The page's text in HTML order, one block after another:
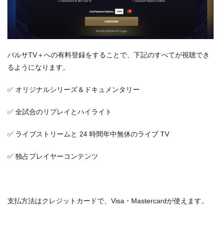
バルサTV＋への有料登録をすることで、下記のすべてが視聴でき
るようになります。
✅ オリジナルシリーズ＆ドキュメンタリー
✅ 全試合のリプレイとハイライト
✅ ライブストリームと 24 時間年中無休のライブ TV
✅ 独占プレイヤーコンテンツ
支払方法はクレジットカードで、Visa・Mastercardが使えます。